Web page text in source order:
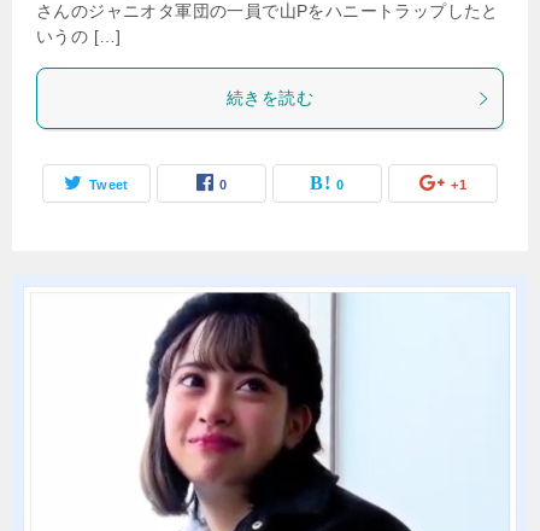
さんのジャニオタ軍団の一員で山Pをハニートラップしたと
いうの […]
続きを読む
Tweet 0 0 +1